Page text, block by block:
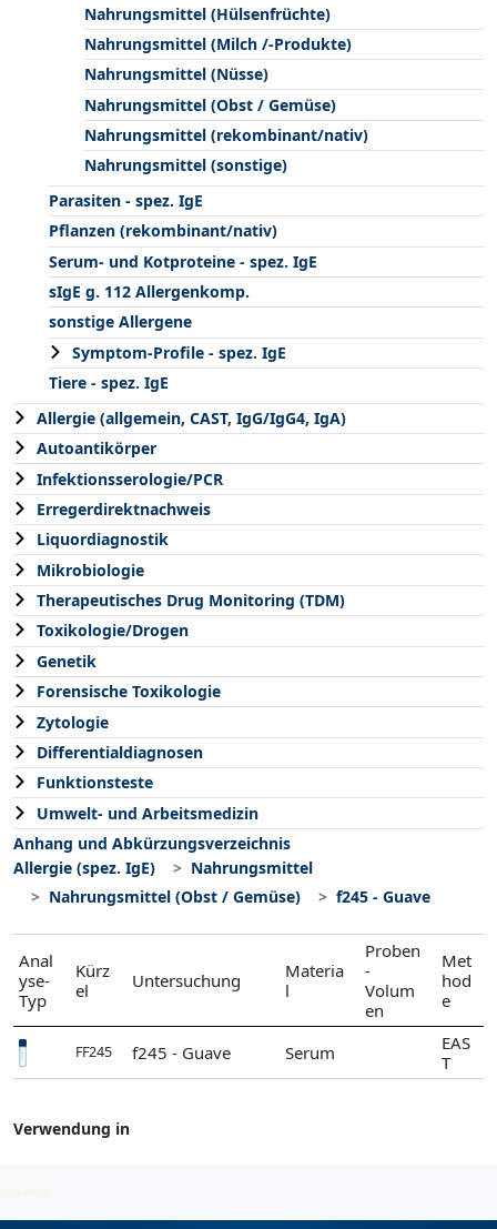
Nahrungsmittel (Hülsenfrüchte)
Nahrungsmittel (Milch /-Produkte)
Nahrungsmittel (Nüsse)
Nahrungsmittel (Obst / Gemüse)
Nahrungsmittel (rekombinant/nativ)
Nahrungsmittel (sonstige)
Parasiten - spez. IgE
Pflanzen (rekombinant/nativ)
Serum- und Kotproteine - spez. IgE
sIgE g. 112 Allergenkomp.
sonstige Allergene
Symptom-Profile - spez. IgE
Tiere - spez. IgE
Allergie (allgemein, CAST, IgG/IgG4, IgA)
Autoantikörper
Infektionsserologie/PCR
Erregerdirektnachweis
Liquordiagnostik
Mikrobiologie
Therapeutisches Drug Monitoring (TDM)
Toxikologie/Drogen
Genetik
Forensische Toxikologie
Zytologie
Differentialdiagnosen
Funktionsteste
Umwelt- und Arbeitsmedizin
Anhang und Abkürzungsverzeichnis
Allergie (spez. IgE)
Nahrungsmittel
Nahrungsmittel (Obst / Gemüse)
f245 - Guave
Anal
yse-
Typ
Kürz
el
Untersuchung
Materia
l
Proben
-
Volum
en
Met
hod
e
FF245 f245 - Guave Serum
EAS
T
Verwendung in
2026-08-05